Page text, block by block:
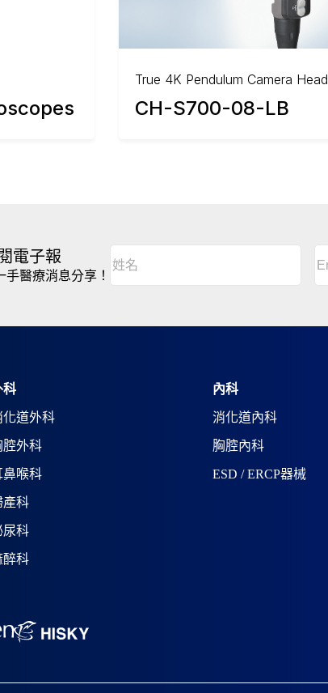
True 4K Pendulum Camera Head
CH-S700-08-LB
電子報
手醫療消息分享！
名
(Required)
A
r
科
化道外科
腔外科
鼻喉科
產科
尿科
醉科
內科
消化道內科
胸腔內科
ESD / ERCP器械